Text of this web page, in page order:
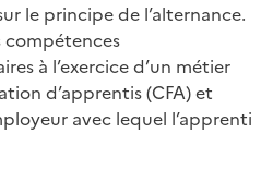
le principe de l’alternance.
compétences
à l’exercice d’un métier
d’apprentis (CFA) et
avec lequel l’apprenti